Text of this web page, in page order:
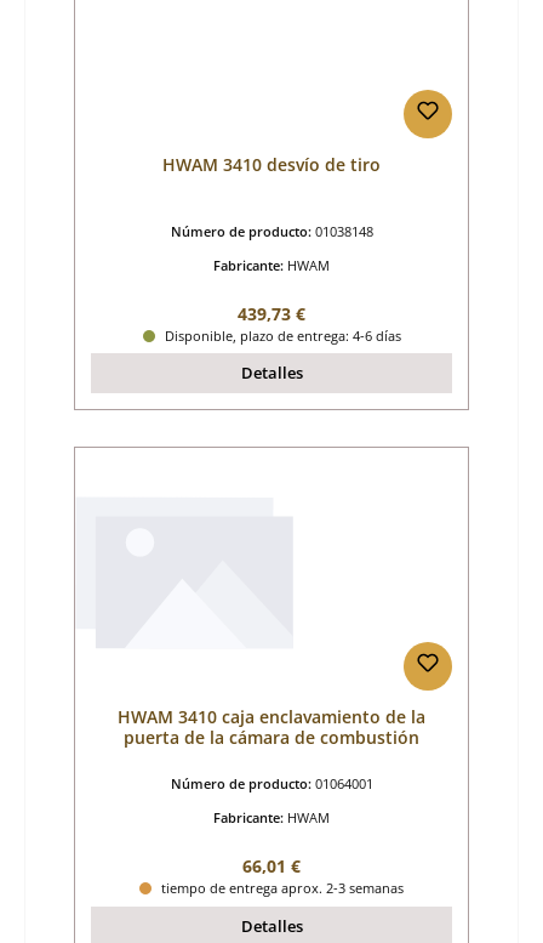
HWAM 3410 desvío de tiro
Número de producto: 01038148
Fabricante: HWAM
Precio normal:
439,73 €
Disponible, plazo de entrega: 4-6 días
Detalles
HWAM 3410 caja enclavamiento de la
puerta de la cámara de combustión
Número de producto: 01064001
Fabricante: HWAM
Precio normal:
66,01 €
tiempo de entrega aprox. 2-3 semanas
Detalles